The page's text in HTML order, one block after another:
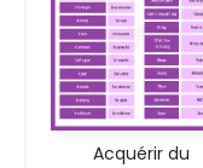
Acquérir du